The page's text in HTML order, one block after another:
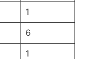
1
6
1